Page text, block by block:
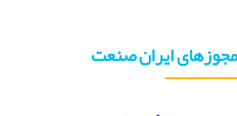
ایران صنعت